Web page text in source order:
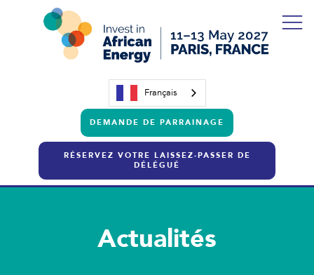
Français
DEMANDE DE PARRAINAGE
RÉSERVEZ VOTRE LAISSEZ-PASSER DE
DÉLÉGUÉ
Actualités